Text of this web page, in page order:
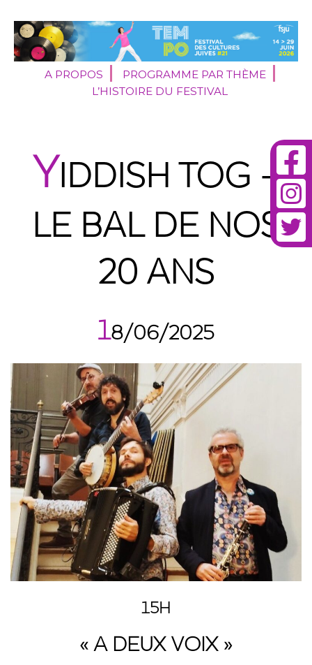
A PROPOS
PROGRAMME PAR THÈME
L’HISTOIRE DU FESTIVAL
YIDDISH TOG –
LE BAL DE NOS
20 ANS
18/06/2025
15H
« A DEUX VOIX »